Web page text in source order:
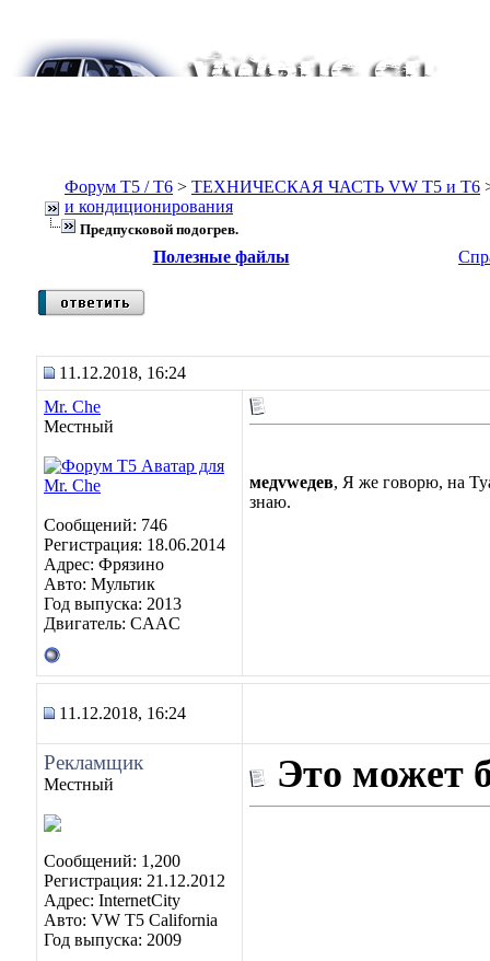
Форум Т5 / T6 > ТЕХНИЧЕСКАЯ ЧАСТЬ VW T5 и T6
и кондиционирования
Предпусковой подогрев.
Полезные файлы
11.12.2018, 16:24
Mr. Che
Местный
Сообщений: 746
Регистрация: 18.06.2014
Адрес: Фрязино
Авто: Мультик
Год выпуска: 2013
Двигатель: CAAC
медvwедев, Я же говорю, на
знаю.
11.12.2018, 16:24
Рекламщик
Местный
Сообщений: 1,200
Регистрация: 21.12.2012
Адрес: InternetCity
Авто: VW T5 California
Год выпуска: 2009
Это может